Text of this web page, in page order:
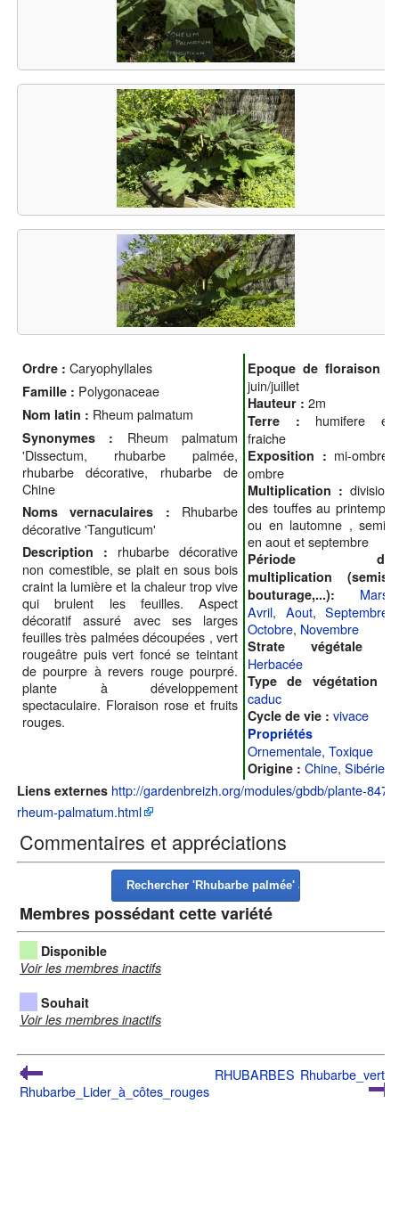
Ordre : Caryophyllales
Famille : Polygonaceae
Nom latin : Rheum palmatum
Synonymes : Rheum palmatum
'Dissectum, rhubarbe palmée,
rhubarbe décorative, rhubarbe de
Chine
Noms vernaculaires : Rhubarbe
décorative 'Tanguticum'
Description : rhubarbe décorative
non comestible, se plait en sous bois
craint la lumière et la chaleur trop vive
qui brulent les feuilles. Aspect
décoratif assuré avec ses larges
feuilles très palmées découpées , vert
rougeâtre puis vert foncé se teintant
de pourpre à revers rouge pourpré.
plante à développement
spectaculaire. Floraison rose et fruits
rouges.
Epoque de floraison :
juin/juillet
Hauteur : 2m
Terre : humifere et
fraiche
Exposition : mi-ombre,
ombre
Multiplication : division
des touffes au printemps
ou en lautomne , semis
en aout et septembre
Période de
multiplication (semis,
bouturage,...): Mars
Avril, Aout, Septembre
Octobre, Novembre
Strate végétale :
Herbacée
Type de végétation :
caduc
Cycle de vie : vivace
Propriétés
Ornementale, Toxique
Origine : Chine, Sibérie
Liens externes http://gardenbreizh.org/modules/gbdb/plante-847-
rheum-palmatum.html
Commentaires et appréciations
Membres possédant cette variété
Disponible
Voir les membres inactifs
Souhait
Voir les membres inactifs
Rhubarbe_Lider_à_côtes_rouges
RHUBARBES Rhubarbe_verte